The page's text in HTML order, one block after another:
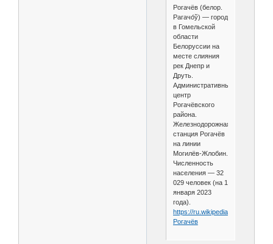
Рогачёв (белор.
Рагачо́ў) — город
в Гомельской
области
Белоруссии на
месте слияния
рек Днепр и
Друть.
Административный
центр
Рогачёвского
района.
Железнодорожная
станция Рогачёв
на линии
Могилёв-Жлобин.
Численность
населения — 32
029 человек (на 1
января 2023
года).
https://ru.wikipedia.org/wiki/
Рогачёв